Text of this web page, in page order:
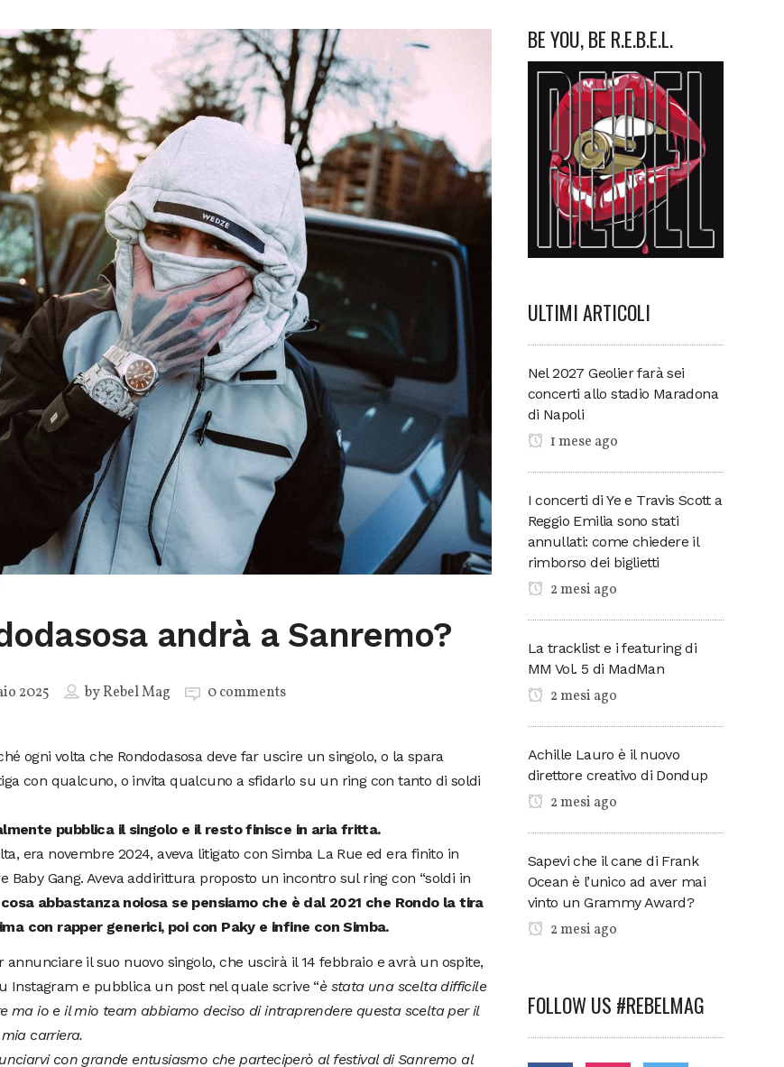
andrà a Sanremo?
2025 byRebel Mag 0 comments
ogni volta che Rondodasosa deve far uscire un singolo, o la spara
con qualcuno, o invita qualcuno a sfidarlo su un ring con tanto di soldi
pubblica il singolo e il resto finisce in aria fritta.
era novembre 2024, aveva litigato con Simba La Rue ed era finito in
Baby Gang. Aveva addirittura proposto un incontro sul ring con “soldi in
abbastanza noiosa se pensiamo che è dal 2021 che Rondo la tira
con rapper generici, poi con Paky e infine con Simba.
annunciare il suo nuovo singolo, che uscirà il 14 febbraio e avrà un ospite,
Instagram e pubblica un post nel quale scrive “è stata una scelta difficile
ma io e il mio team abbiamo deciso di intraprendere questa scelta per il
carriera.
con grande entusiasmo che parteciperò al festival di Sanremo al
BE YOU, BE R.E.B.E.L.
ULTIMI ARTICOLI
Nel 2027 Geolier farà sei
concerti allo stadio Maradona
di Napoli
1 mese ago
I concerti di Ye e Travis Scott a
Reggio Emilia sono stati
annullati: come chiedere il
rimborso dei biglietti
2 mesi ago
La tracklist e i featuring di
MM Vol. 5 di MadMan
2 mesi ago
Achille Lauro è il nuovo
direttore creativo di Dondup
2 mesi ago
Sapevi che il cane di Frank
Ocean è l’unico ad aver mai
vinto un Grammy Award?
2 mesi ago
FOLLOW US #REBELMAG